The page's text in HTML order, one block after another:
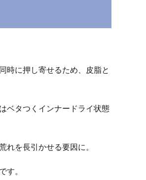
時に押し寄せるため、皮脂と
ベタつくインナードライ状態
を長引かせる要因に。
す。